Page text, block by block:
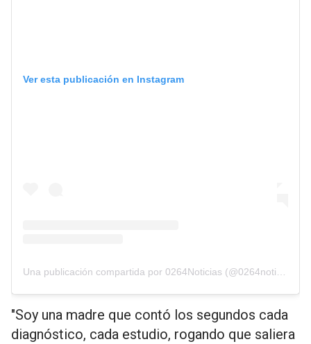
Ver esta publicación en Instagram
"Soy una madre que contó los segundos cada
diagnóstico, cada estudio, rogando que saliera